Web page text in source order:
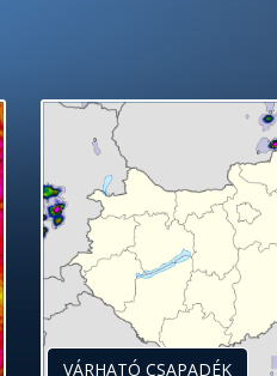
VÁRHATÓ CSAPADÉK